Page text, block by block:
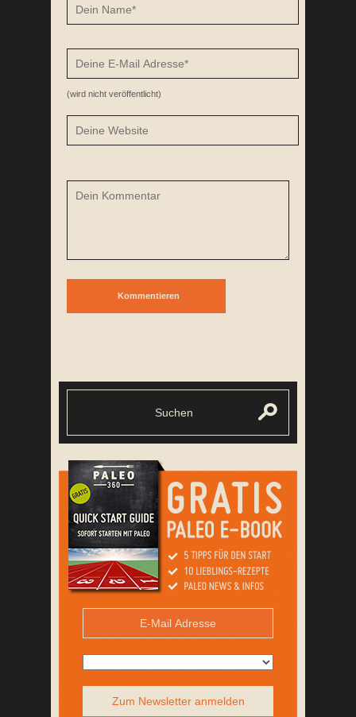
(wird nicht veröffentlicht)
Zum Newsletter anmelden